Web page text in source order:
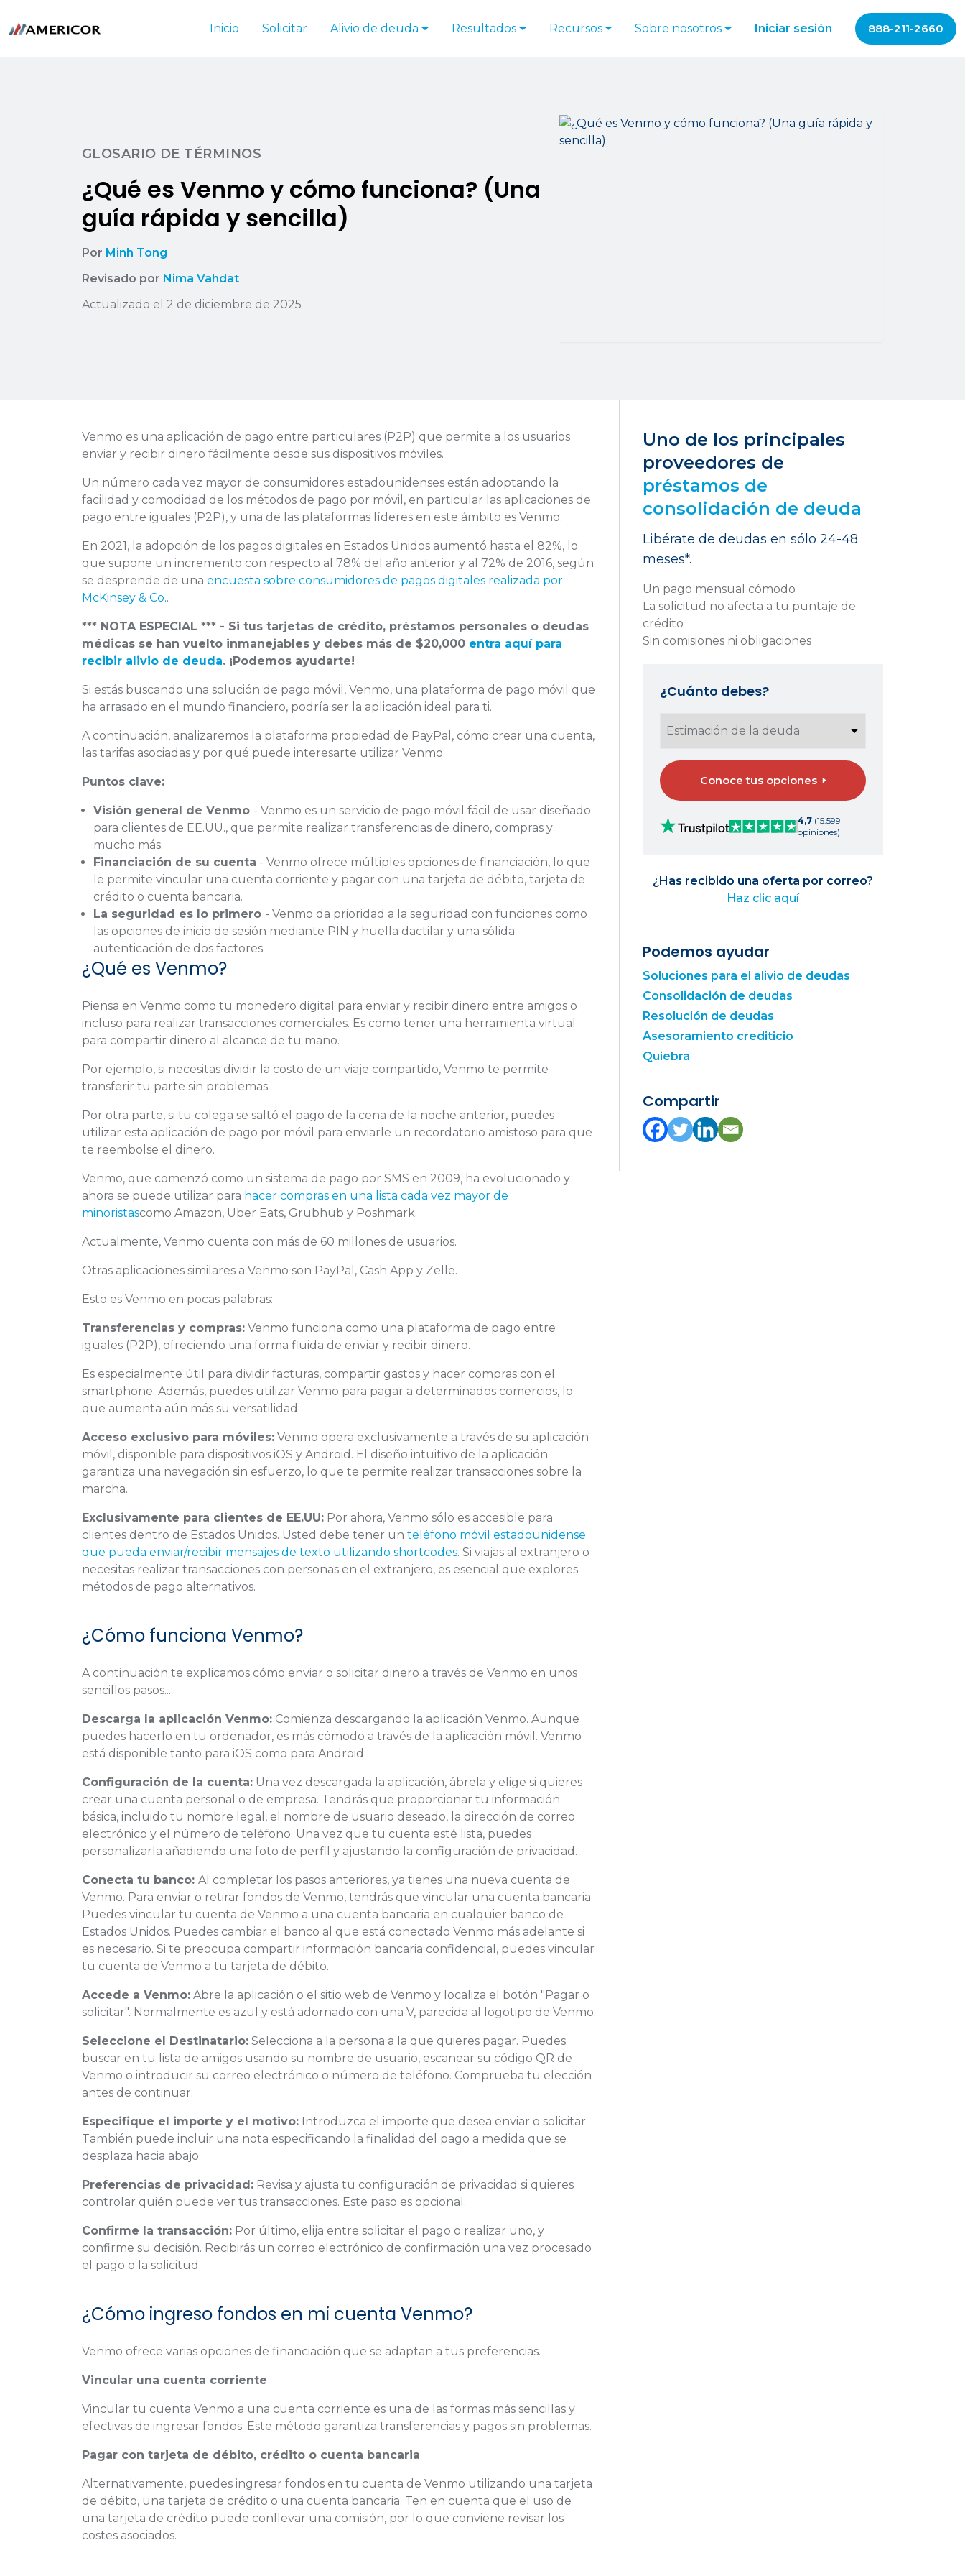
Inicio Solicitar Alivio de deuda Resultados Recursos Sobre nosotros Iniciar sesión 888-211-2660
GLOSARIO DE TÉRMINOS
¿Qué es Venmo y cómo funciona? (Una
guía rápida y sencilla)
Por Minh Tong
Revisado por Nima Vahdat
Actualizado el 2 de diciembre de 2025
Venmo es una aplicación de pago entre particulares (P2P) que permite a los usuarios
enviar y recibir dinero fácilmente desde sus dispositivos móviles.
Un número cada vez mayor de consumidores estadounidenses están adoptando la
facilidad y comodidad de los métodos de pago por móvil, en particular las aplicaciones de
pago entre iguales (P2P), y una de las plataformas líderes en este ámbito es Venmo.
En 2021, la adopción de los pagos digitales en Estados Unidos aumentó hasta el 82%, lo
que supone un incremento con respecto al 78% del año anterior y al 72% de 2016, según
se desprende de una encuesta sobre consumidores de pagos digitales realizada por
McKinsey & Co..
*** NOTA ESPECIAL *** - Si tus tarjetas de crédito, préstamos personales o deudas
médicas se han vuelto inmanejables y debes más de $20,000 entra aquí para
recibir alivio de deuda. ¡Podemos ayudarte!
Si estás buscando una solución de pago móvil, Venmo, una plataforma de pago móvil que
ha arrasado en el mundo financiero, podría ser la aplicación ideal para ti.
A continuación, analizaremos la plataforma propiedad de PayPal, cómo crear una cuenta,
las tarifas asociadas y por qué puede interesarte utilizar Venmo.
Puntos clave:
Visión general de Venmo - Venmo es un servicio de pago móvil fácil de usar diseñado
para clientes de EE.UU., que permite realizar transferencias de dinero, compras y
mucho más.
Financiación de su cuenta - Venmo ofrece múltiples opciones de financiación, lo que
le permite vincular una cuenta corriente y pagar con una tarjeta de débito, tarjeta de
crédito o cuenta bancaria.
La seguridad es lo primero - Venmo da prioridad a la seguridad con funciones como
las opciones de inicio de sesión mediante PIN y huella dactilar y una sólida
autenticación de dos factores.
¿Qué es Venmo?
Piensa en Venmo como tu monedero digital para enviar y recibir dinero entre amigos o
incluso para realizar transacciones comerciales. Es como tener una herramienta virtual
para compartir dinero al alcance de tu mano.
Por ejemplo, si necesitas dividir la costo de un viaje compartido, Venmo te permite
transferir tu parte sin problemas.
Por otra parte, si tu colega se saltó el pago de la cena de la noche anterior, puedes
utilizar esta aplicación de pago por móvil para enviarle un recordatorio amistoso para que
te reembolse el dinero.
Venmo, que comenzó como un sistema de pago por SMS en 2009, ha evolucionado y
ahora se puede utilizar para hacer compras en una lista cada vez mayor de
minoristascomo Amazon, Uber Eats, Grubhub y Poshmark.
Actualmente, Venmo cuenta con más de 60 millones de usuarios.
Otras aplicaciones similares a Venmo son PayPal, Cash App y Zelle.
Esto es Venmo en pocas palabras:
Transferencias y compras: Venmo funciona como una plataforma de pago entre
iguales (P2P), ofreciendo una forma fluida de enviar y recibir dinero.
Es especialmente útil para dividir facturas, compartir gastos y hacer compras con el
smartphone. Además, puedes utilizar Venmo para pagar a determinados comercios, lo
que aumenta aún más su versatilidad.
Acceso exclusivo para móviles: Venmo opera exclusivamente a través de su aplicación
móvil, disponible para dispositivos iOS y Android. El diseño intuitivo de la aplicación
garantiza una navegación sin esfuerzo, lo que te permite realizar transacciones sobre la
marcha.
Exclusivamente para clientes de EE.UU: Por ahora, Venmo sólo es accesible para
clientes dentro de Estados Unidos. Usted debe tener un teléfono móvil estadounidense
que pueda enviar/recibir mensajes de texto utilizando shortcodes. Si viajas al extranjero o
necesitas realizar transacciones con personas en el extranjero, es esencial que explores
métodos de pago alternativos.
¿Cómo funciona Venmo?
A continuación te explicamos cómo enviar o solicitar dinero a través de Venmo en unos
sencillos pasos...
Descarga la aplicación Venmo: Comienza descargando la aplicación Venmo. Aunque
puedes hacerlo en tu ordenador, es más cómodo a través de la aplicación móvil. Venmo
está disponible tanto para iOS como para Android.
Configuración de la cuenta: Una vez descargada la aplicación, ábrela y elige si quieres
crear una cuenta personal o de empresa. Tendrás que proporcionar tu información
básica, incluido tu nombre legal, el nombre de usuario deseado, la dirección de correo
electrónico y el número de teléfono. Una vez que tu cuenta esté lista, puedes
personalizarla añadiendo una foto de perfil y ajustando la configuración de privacidad.
Conecta tu banco: Al completar los pasos anteriores, ya tienes una nueva cuenta de
Venmo. Para enviar o retirar fondos de Venmo, tendrás que vincular una cuenta bancaria.
Puedes vincular tu cuenta de Venmo a una cuenta bancaria en cualquier banco de
Estados Unidos. Puedes cambiar el banco al que está conectado Venmo más adelante si
es necesario. Si te preocupa compartir información bancaria confidencial, puedes vincular
tu cuenta de Venmo a tu tarjeta de débito.
Accede a Venmo: Abre la aplicación o el sitio web de Venmo y localiza el botón "Pagar o
solicitar". Normalmente es azul y está adornado con una V, parecida al logotipo de Venmo.
Seleccione el Destinatario: Selecciona a la persona a la que quieres pagar. Puedes
buscar en tu lista de amigos usando su nombre de usuario, escanear su código QR de
Venmo o introducir su correo electrónico o número de teléfono. Comprueba tu elección
antes de continuar.
Especifique el importe y el motivo: Introduzca el importe que desea enviar o solicitar.
También puede incluir una nota especificando la finalidad del pago a medida que se
desplaza hacia abajo.
Preferencias de privacidad: Revisa y ajusta tu configuración de privacidad si quieres
controlar quién puede ver tus transacciones. Este paso es opcional.
Confirme la transacción: Por último, elija entre solicitar el pago o realizar uno, y
confirme su decisión. Recibirás un correo electrónico de confirmación una vez procesado
el pago o la solicitud.
¿Cómo ingreso fondos en mi cuenta Venmo?
Venmo ofrece varias opciones de financiación que se adaptan a tus preferencias.
Vincular una cuenta corriente
Vincular tu cuenta Venmo a una cuenta corriente es una de las formas más sencillas y
efectivas de ingresar fondos. Este método garantiza transferencias y pagos sin problemas.
Pagar con tarjeta de débito, crédito o cuenta bancaria
Alternativamente, puedes ingresar fondos en tu cuenta de Venmo utilizando una tarjeta
de débito, una tarjeta de crédito o una cuenta bancaria. Ten en cuenta que el uso de
una tarjeta de crédito puede conllevar una comisión, por lo que conviene revisar los
costes asociados.
Uno de los principales
proveedores de
préstamos de
consolidación de deuda
Libérate de deudas en sólo 24-48
meses*.
Un pago mensual cómodo
La solicitud no afecta a tu puntaje de
crédito
Sin comisiones ni obligaciones
¿Cuánto debes?
Conoce tus opciones
4,7 (15.599
opiniones)
¿Has recibido una oferta por correo?
Haz clic aquí
Podemos ayudar
Soluciones para el alivio de deudas
Consolidación de deudas
Resolución de deudas
Asesoramiento crediticio
Quiebra
Compartir